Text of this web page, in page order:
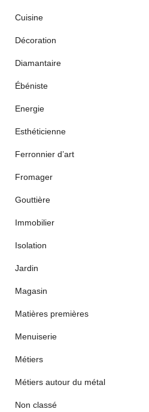
Cuisine
Décoration
Diamantaire
Ébéniste
Energie
Esthéticienne
Ferronnier d’art
Fromager
Gouttière
Immobilier
Isolation
Jardin
Magasin
Matières premières
Menuiserie
Métiers
Métiers autour du métal
Non classé